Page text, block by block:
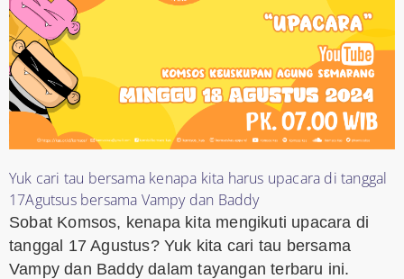
Yuk cari tau bersama kenapa kita harus upacara di tanggal
17Agutsus bersama Vampy dan Baddy
Sobat Komsos, kenapa kita mengikuti upacara di
tanggal 17 Agustus? Yuk kita cari tau bersama
Vampy dan Baddy dalam tayangan terbaru ini.